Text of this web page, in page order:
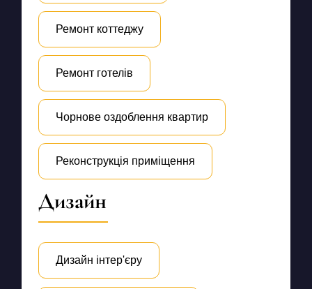
Ремонт коттеджу
Ремонт готелів
Чорнове оздоблення квартир
Реконструкція приміщення
Дизайн
Дизайн інтер'єру